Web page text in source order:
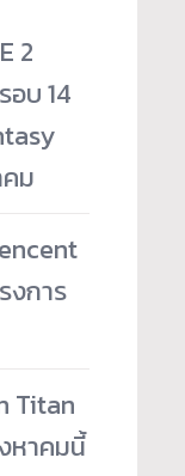
2
อบ 14
ม
งการ
Titan
หาคมนี้